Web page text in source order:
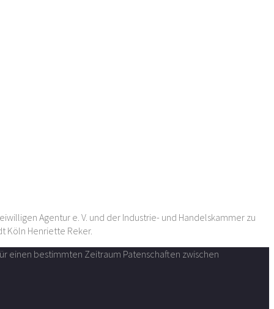
Agentur e. V. und der Industrie- und Handelskammer zu
Köln Henriette Reker.
einen bestimmten Zeitraum Patenschaften zwischen